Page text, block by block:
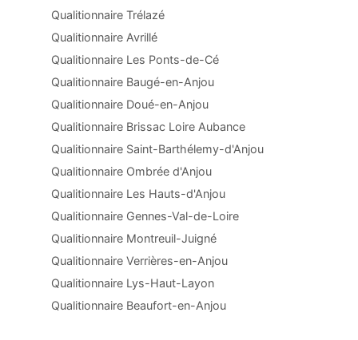
Qualitionnaire Trélazé
Qualitionnaire Avrillé
Qualitionnaire Les Ponts-de-Cé
Qualitionnaire Baugé-en-Anjou
Qualitionnaire Doué-en-Anjou
Qualitionnaire Brissac Loire Aubance
Qualitionnaire Saint-Barthélemy-d'Anjou
Qualitionnaire Ombrée d'Anjou
Qualitionnaire Les Hauts-d'Anjou
Qualitionnaire Gennes-Val-de-Loire
Qualitionnaire Montreuil-Juigné
Qualitionnaire Verrières-en-Anjou
Qualitionnaire Lys-Haut-Layon
Qualitionnaire Beaufort-en-Anjou